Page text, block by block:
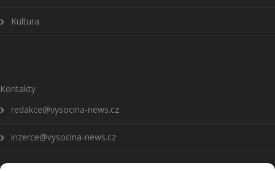
Kultura
Kontakty
redakce@vysocina-news.cz
inzerce@vysocina-news.cz